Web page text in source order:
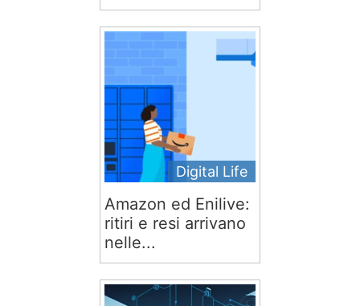
Digital Life
Amazon ed Enilive:
ritiri e resi arrivano
nelle...